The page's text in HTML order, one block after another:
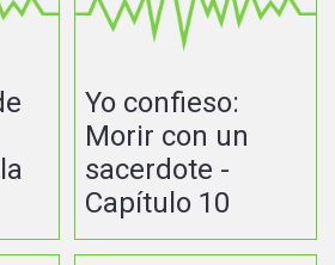
Yo confieso:
Morir con un
sacerdote -
Capítulo 10